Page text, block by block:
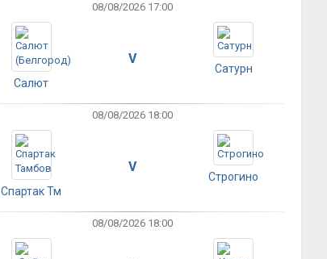
08/08/2026 17:00
Салют
V
Сатурн
08/08/2026 18:00
Спартак Тм
V
Строгино
08/08/2026 18:00